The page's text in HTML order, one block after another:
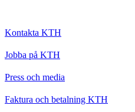
Kontakta KTH
Jobba på KTH
Press och media
Faktura och betalning KTH